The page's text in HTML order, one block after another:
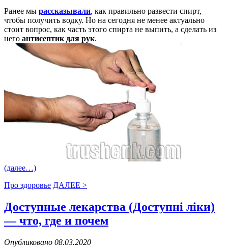
Ранее мы рассказывали, как правильно развести спирт,
чтобы получить водку. Но на сегодня не менее актуально
стоит вопрос, как часть этого спирта не выпить, а сделать из
него антисептик для рук.
(далее…)
Про здоровье ДАЛЕЕ >
Доступные лекарства (Доступні ліки)
— что, где и почем
Опубликовано 08.03.2020